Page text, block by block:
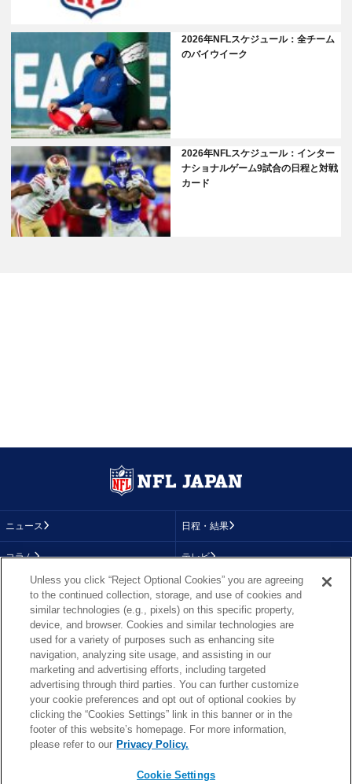
2026年NFLスケジュール：全チーム
のバイウイーク
2026年NFLスケジュール：インター
ナショナルゲーム9試合の日程と対戦
カード
ニュース 日程・結果
コラム テレビ
画像
順位表
About NFL
More NFL 特集
TOP お問い合わせ FAQ
Unless you click “Reject Optional Cookies” you are agreeing
to the continued collection, storage, and use of cookies and
similar technologies (e.g., pixels) on this specific property,
device, and browser. Cookies and similar technologies are
used for a variety of purposes such as enhancing site
navigation, analyzing site usage, and assisting in our
marketing and advertising efforts, including targeted
advertising through third parties. You can further customize
your cookie preferences and opt out of optional cookies by
clicking the “Cookies Settings” link in this banner or in the
footer of this website’s homepage. For more information,
please refer to our Privacy Policy.
Cookie Settings